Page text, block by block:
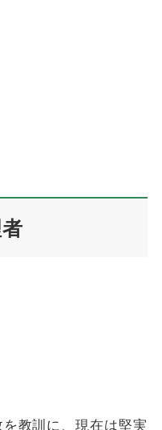
教訓に、現在は堅実